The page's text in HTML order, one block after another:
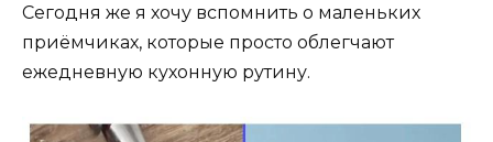
Сегодня же я хочу вспомнить о маленьких
приёмчиках, которые просто облегчают
ежедневную кухонную рутину.